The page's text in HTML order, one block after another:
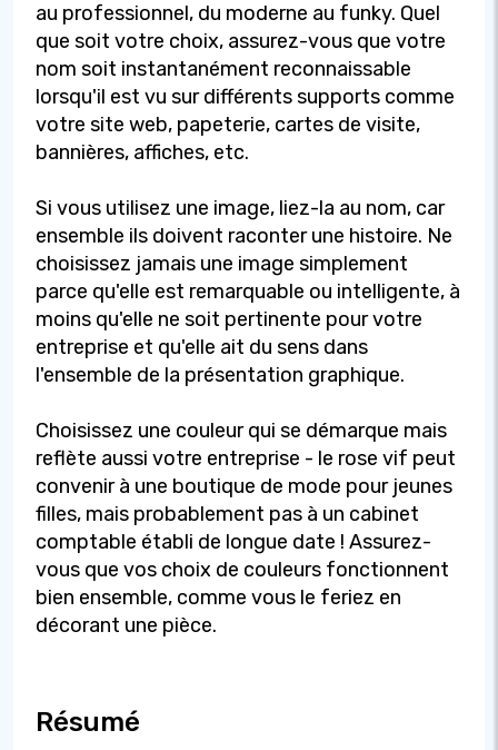
au professionnel, du moderne au funky. Quel
que soit votre choix, assurez-vous que votre
nom soit instantanément reconnaissable
lorsqu'il est vu sur différents supports comme
votre site web, papeterie, cartes de visite,
bannières, affiches, etc.
Si vous utilisez une image, liez-la au nom, car
ensemble ils doivent raconter une histoire. Ne
choisissez jamais une image simplement
parce qu'elle est remarquable ou intelligente, à
moins qu'elle ne soit pertinente pour votre
entreprise et qu'elle ait du sens dans
l'ensemble de la présentation graphique.
Choisissez une couleur qui se démarque mais
reflète aussi votre entreprise - le rose vif peut
convenir à une boutique de mode pour jeunes
filles, mais probablement pas à un cabinet
comptable établi de longue date ! Assurez-
vous que vos choix de couleurs fonctionnent
bien ensemble, comme vous le feriez en
décorant une pièce.
Résumé